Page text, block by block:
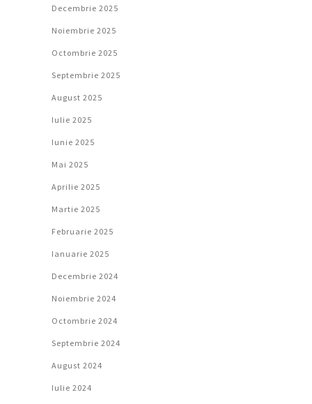
Decembrie 2025
Noiembrie 2025
Octombrie 2025
Septembrie 2025
August 2025
Iulie 2025
Iunie 2025
Mai 2025
Aprilie 2025
Martie 2025
Februarie 2025
Ianuarie 2025
Decembrie 2024
Noiembrie 2024
Octombrie 2024
Septembrie 2024
August 2024
Iulie 2024